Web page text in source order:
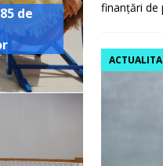
de
finanțări de